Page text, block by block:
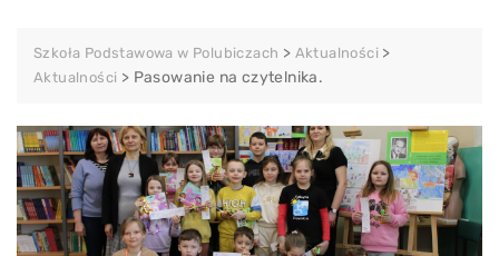
Szkoła Podstawowa w Polubiczach > Aktualności >
Aktualności > Pasowanie na czytelnika.